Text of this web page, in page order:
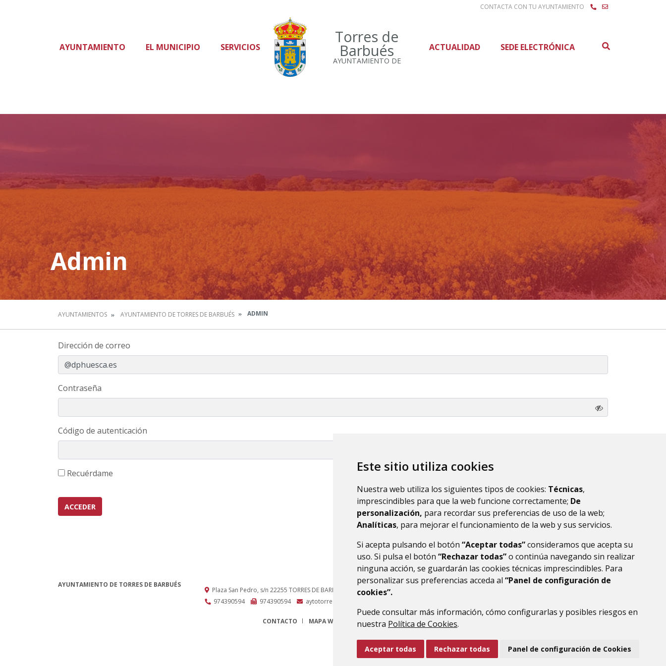
Este sitio utiliza cookies
Nuestra web utiliza los siguientes tipos de cookies: Técnicas,
imprescindibles para que la web funcione correctamente; De
personalización, para recordar sus preferencias de uso de la web;
Analíticas, para mejorar el funcionamiento de la web y sus servicios.
Si acepta pulsando el botón “Aceptar todas”consideramos que acepta su
uso. Si pulsa el botón “Rechazar todas”o continúa navegando sin realizar
ninguna acción, se guardarán las cookies técnicas imprescindibles. Para
personalizar sus preferencias acceda al “Panel de configuración de
cookies”.
Puede consultar más información, cómo configurarlas y posibles riesgos en
nuestra Política de Cookies.
Aceptar todas Rechazar todas Panel de configuración de Cookies
CONTACTA CON TU AYUNTAMIENTO
Torres de
Barbués
AYUNTAMIENTO DE
AYUNTAMIENTO EL MUNICIPIO SERVICIOS ACTUALIDAD SEDE ELECTRÓNICA
Admin
AYUNTAMIENTOS AYUNTAMIENTO DE TORRES DE BARBUÉS ADMIN
Dirección de correo
Contraseña
Código de autenticación
Recuérdame
ACCEDER
AYUNTAMIENTO DE TORRES DE BARBUÉS
Plaza San Pedro, s/n 22255 TORRES DE BARBUÉS (HUESCA) - ARAGÓN
974390594
974390594 aytotorres@monegros.net
CONTACTO MAPA WEB AVISO LEGAL PROTECCIÓN DE DATOS